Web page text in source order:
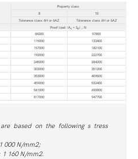
Property class
8
10
Tolerance class 6H or 6AZ
Tolerance class 6H or 6AZ
Proof load (As × Sp) , N
84300
97800
115000
133400
157000
182100
192000
222700
245000
284200
303000
351200
353000
409500
459000
532400
561000
650800
817000 947700
based on the following s tress
000 N/mm2;
160 N/mm2.